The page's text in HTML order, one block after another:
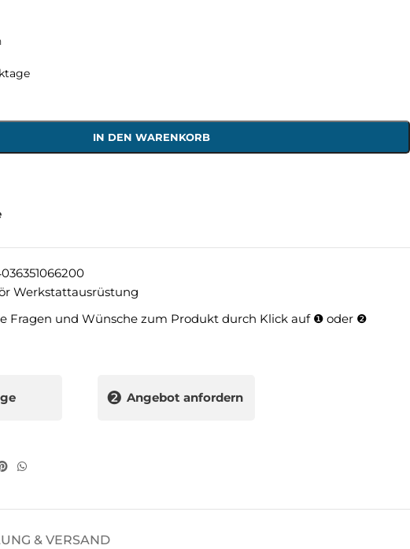
IN DEN WARENKORB
Werkstattausrüstung
Fragen und Wünsche zum Produkt durch Klick auf ❶ oder ❷
❷ Angebot anfordern
& VERSAND